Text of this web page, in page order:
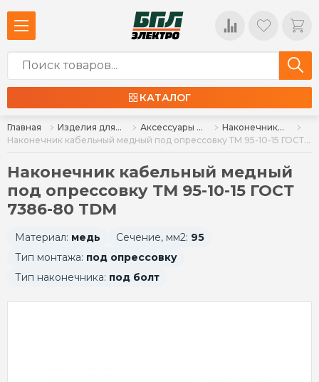
КАТАЛОГ
Главная Изделия для монтажа Аксессуары для монтажа
Наконечники силовые
Наконечник кабельный медный под опрессовку ТМ 95-10-15 ГОСТ 7386-80 TDM
Наконечник кабельный медный
под опрессовку ТМ 95-10-15 ГОСТ
7386-80 TDM
Материал: медь Сечение, мм2: 95
Тип монтажа: под опрессовку
Тип наконечника: под болт